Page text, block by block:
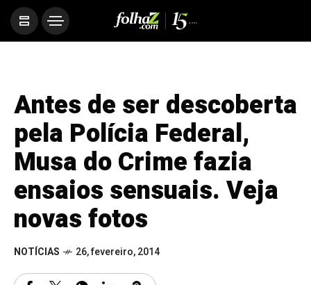
Antes de ser descoberta
pela Polícia Federal,
Musa do Crime fazia
ensaios sensuais. Veja
novas fotos
NOTÍCIAS 26, fevereiro, 2014